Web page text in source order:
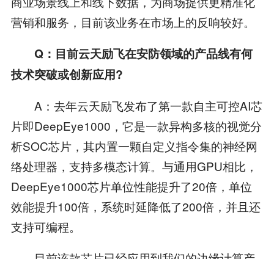
营销和服务，目前该业务在市场上的反响较好。
Q：目前云天励飞在安防领域的产品线有何
技术突破或创新应用?
A：去年云天励飞发布了第一款自主可控AI芯
片即DeepEye1000，它是一款异构多核的视觉分
析SOC芯片，其内置一颗自定义指令集的神经网
络处理器，支持多模态计算。与通用GPU相比，
DeepEye1000芯片单位性能提升了20倍，单位
效能提升100倍，系统时延降低了200倍，并且还
支持可编程。